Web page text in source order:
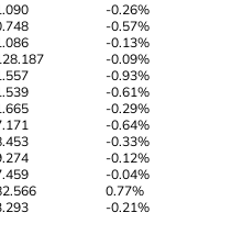
-0.26%
-0.57%
-0.13%
-0.09%
-0.93%
-0.61%
-0.29%
-0.64%
-0.33%
-0.12%
-0.04%
0.77%
-0.21%